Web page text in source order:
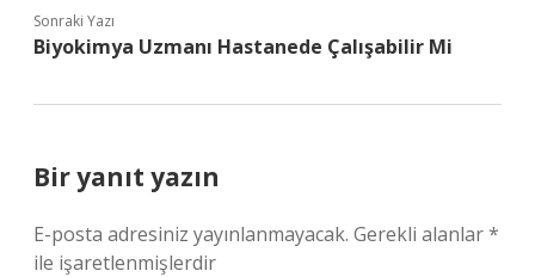
Sonraki Yazı
Biyokimya Uzmanı Hastanede Çalışabilir Mi
Bir yanıt yazın
E-posta adresiniz yayınlanmayacak. Gerekli alanlar*
ile işaretlenmişlerdir